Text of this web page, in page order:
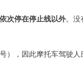
依次停在停止线以外。没
），因此摩托车驾驶